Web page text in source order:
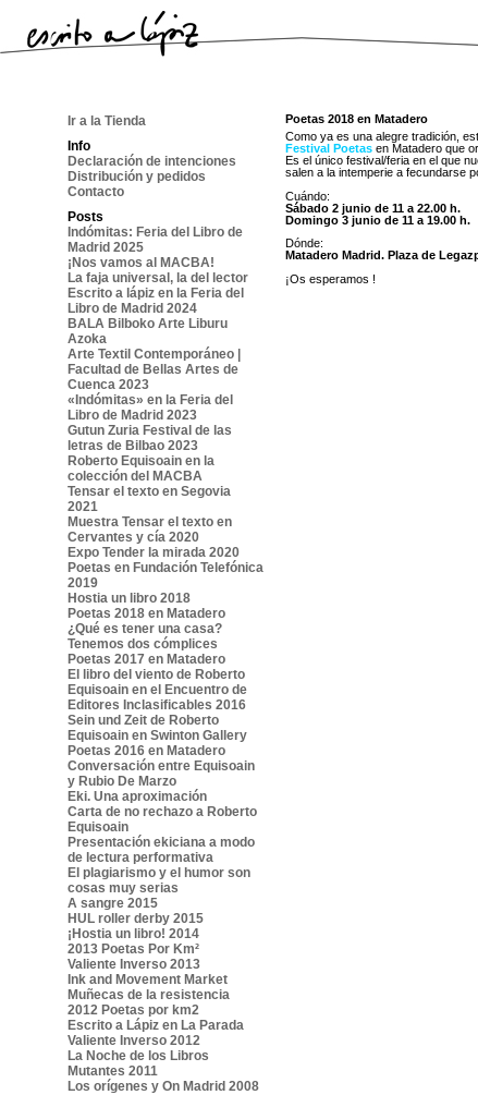
Ir a la Tienda
Info
Declaración de intenciones
Distribución y pedidos
Contacto
Posts
Indómitas: Feria del Libro de
Madrid 2025
¡Nos vamos al MACBA!
La faja universal, la del lector
Escrito a lápiz en la Feria del
Libro de Madrid 2024
BALA Bilboko Arte Liburu
Azoka
Arte Textil Contemporáneo |
Facultad de Bellas Artes de
Cuenca 2023
«Indómitas» en la Feria del
Libro de Madrid 2023
Gutun Zuria Festival de las
letras de Bilbao 2023
Roberto Equisoain en la
colección del MACBA
Tensar el texto en Segovia
2021
Muestra Tensar el texto en
Cervantes y cía 2020
Expo Tender la mirada 2020
Poetas en Fundación Telefónica
2019
Hostia un libro 2018
Poetas 2018 en Matadero
¿Qué es tener una casa?
Tenemos dos cómplices
Poetas 2017 en Matadero
El libro del viento de Roberto
Equisoain en el Encuentro de
Editores Inclasificables 2016
Sein und Zeit de Roberto
Equisoain en Swinton Gallery
Poetas 2016 en Matadero
Conversación entre Equisoain
y Rubio De Marzo
Eki. Una aproximación
Carta de no rechazo a Roberto
Equisoain
Presentación ekiciana a modo
de lectura performativa
El plagiarismo y el humor son
cosas muy serias
A sangre 2015
HUL roller derby 2015
¡Hostia un libro! 2014
2013 Poetas Por Km²
Valiente Inverso 2013
Ink and Movement Market
Muñecas de la resistencia
2012 Poetas por km2
Escrito a Lápiz en La Parada
Valiente Inverso 2012
La Noche de los Libros
Mutantes 2011
Los orígenes y On Madrid 2008
Poetas 2018 en Matadero
Como ya es una alegre tradición,
Festival Poetas en Matadero que
Es el único festival/feria en el que
salen a la intemperie a fecundarse
Cuándo:
Sábado 2 junio de 11 a 22.00 h.
Domingo 3 junio de 11 a 19.00 h.
Dónde:
Matadero Madrid. Plaza de
¡Os esperamos !